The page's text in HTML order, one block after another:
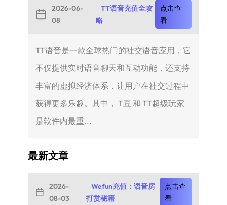
2026-06-
08
TT语音充值全攻
略
点击查
看
TT语音是一款全球热门的社交语音应用，它
不仅提供实时语音聊天和互动功能，还支持
丰富的虚拟经济体系，让用户在社交过程中
获得更多乐趣。其中， T豆 和 TT超级玩家
是软件内最重...
最新文章
2026-
08-03
Wefun充值：语音房
打赏秘籍
点击查
看